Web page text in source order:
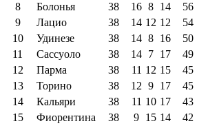
8
Болонья 38 16 8 14
56
9
Лацио 38 14 12 12
54
10
Удинезе 38 14 8 16
50
11
Сассуоло 38 14 7 17
49
12
Парма 38 11 12 15
45
13
Торино 38 12 9 17
45
14
Кальяри 38 11 10 17
43
15
Фиорентина 38 9 15 14
42